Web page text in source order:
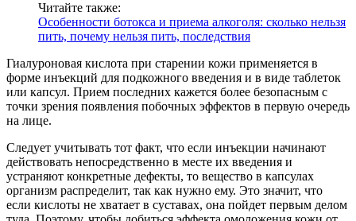
Читайте также:
Особенности ботокса и приема алкоголя: сколько нельзя
пить, почему нельзя пить, последствия
Гиалуроновая кислота при старении кожи применяется в
форме инъекций для подкожного введения и в виде таблеток
или капсул. Прием последних кажется более безопасным с
точки зрения появления побочных эффектов в первую очередь
на лице.
Следует учитывать тот факт, что если инъекции начинают
действовать непосредственно в месте их введения и
устраняют конкретные дефекты, то вещество в капсулах
организм распределит, так как нужно ему. Это значит, что
если кислоты не хватает в суставах, она пойдет первым делом